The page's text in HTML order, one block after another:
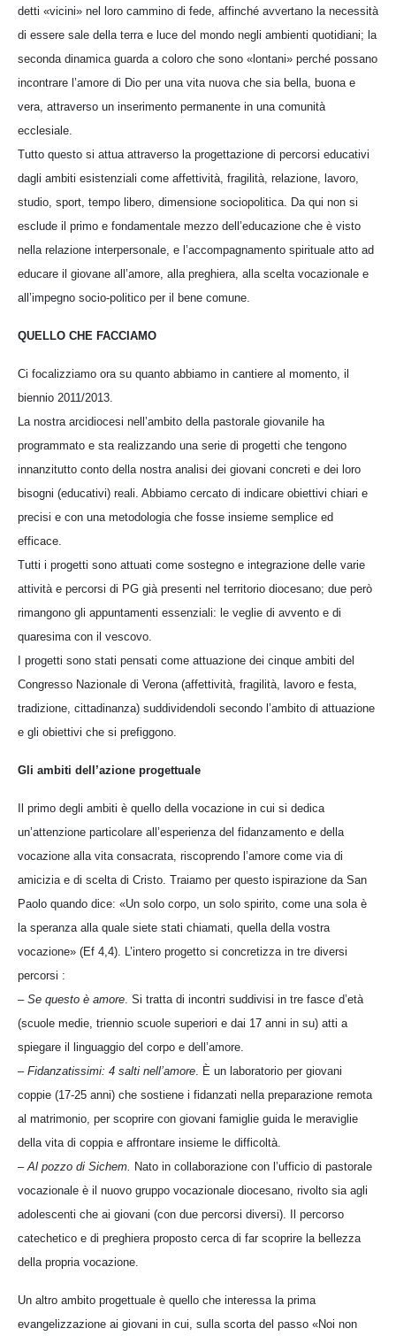
detti «vicini» nel loro cammino di fede, affinché avvertano la necessità
di essere sale della terra e luce del mondo negli ambienti quotidiani; la
seconda dinamica guarda a coloro che sono «lontani» perché possano
incontrare l’amore di Dio per una vita nuova che sia bella, buona e
vera, attraverso un inserimento permanente in una comunità
ecclesiale.
Tutto questo si attua attraverso la progettazione di percorsi educativi
dagli ambiti esistenziali come affettività, fragilità, relazione, lavoro,
studio, sport, tempo libero, dimensione sociopolitica. Da qui non si
esclude il primo e fondamentale mezzo dell’educazione che è visto
nella relazione interpersonale, e l’accompagnamento spirituale atto ad
educare il giovane all’amore, alla preghiera, alla scelta vocazionale e
all’impegno socio-politico per il bene comune.
QUELLO CHE FACCIAMO
Ci focalizziamo ora su quanto abbiamo in cantiere al momento, il
biennio 2011/2013.
La nostra arcidiocesi nell’ambito della pastorale giovanile ha
programmato e sta realizzando una serie di progetti che tengono
innanzitutto conto della nostra analisi dei giovani concreti e dei loro
bisogni (educativi) reali. Abbiamo cercato di indicare obiettivi chiari e
precisi e con una metodologia che fosse insieme semplice ed
efficace.
Tutti i progetti sono attuati come sostegno e integrazione delle varie
attività e percorsi di PG già presenti nel territorio diocesano; due però
rimangono gli appuntamenti essenziali: le veglie di avvento e di
quaresima con il vescovo.
I progetti sono stati pensati come attuazione dei cinque ambiti del
Congresso Nazionale di Verona (affettività, fragilità, lavoro e festa,
tradizione, cittadinanza) suddividendoli secondo l’ambito di attuazione
e gli obiettivi che si prefiggono.
Gli ambiti dell’azione progettuale
Il primo degli ambiti è quello della vocazione in cui si dedica
un’attenzione particolare all’esperienza del fidanzamento e della
vocazione alla vita consacrata, riscoprendo l’amore come via di
amicizia e di scelta di Cristo. Traiamo per questo ispirazione da San
Paolo quando dice: «Un solo corpo, un solo spirito, come una sola è
la speranza alla quale siete stati chiamati, quella della vostra
vocazione» (Ef 4,4). L’intero progetto si concretizza in tre diversi
percorsi :
– Se questo è amore . Si tratta di incontri suddivisi in tre fasce d’età
(scuole medie, triennio scuole superiori e dai 17 anni in su) atti a
spiegare il linguaggio del corpo e dell’amore.
– Fidanzatissimi: 4 salti nell’amore . È un laboratorio per giovani
coppie (17-25 anni) che sostiene i fidanzati nella preparazione remota
al matrimonio, per scoprire con giovani famiglie guida le meraviglie
della vita di coppia e affrontare insieme le difficoltà.
– Al pozzo di Sichem. Nato in collaborazione con l’ufficio di pastorale
vocazionale è il nuovo gruppo vocazionale diocesano, rivolto sia agli
adolescenti che ai giovani (con due percorsi diversi). Il percorso
catechetico e di preghiera proposto cerca di far scoprire la bellezza
della propria vocazione.
Un altro ambito progettuale è quello che interessa la prima
evangelizzazione ai giovani in cui, sulla scorta del passo «Noi non